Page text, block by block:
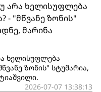
არა ხელისუფლება
- "მწვანე ზონის"
მარინა
ხელისუფლება
ზონის" სტუმარია,
2026-07-07 13:38:13